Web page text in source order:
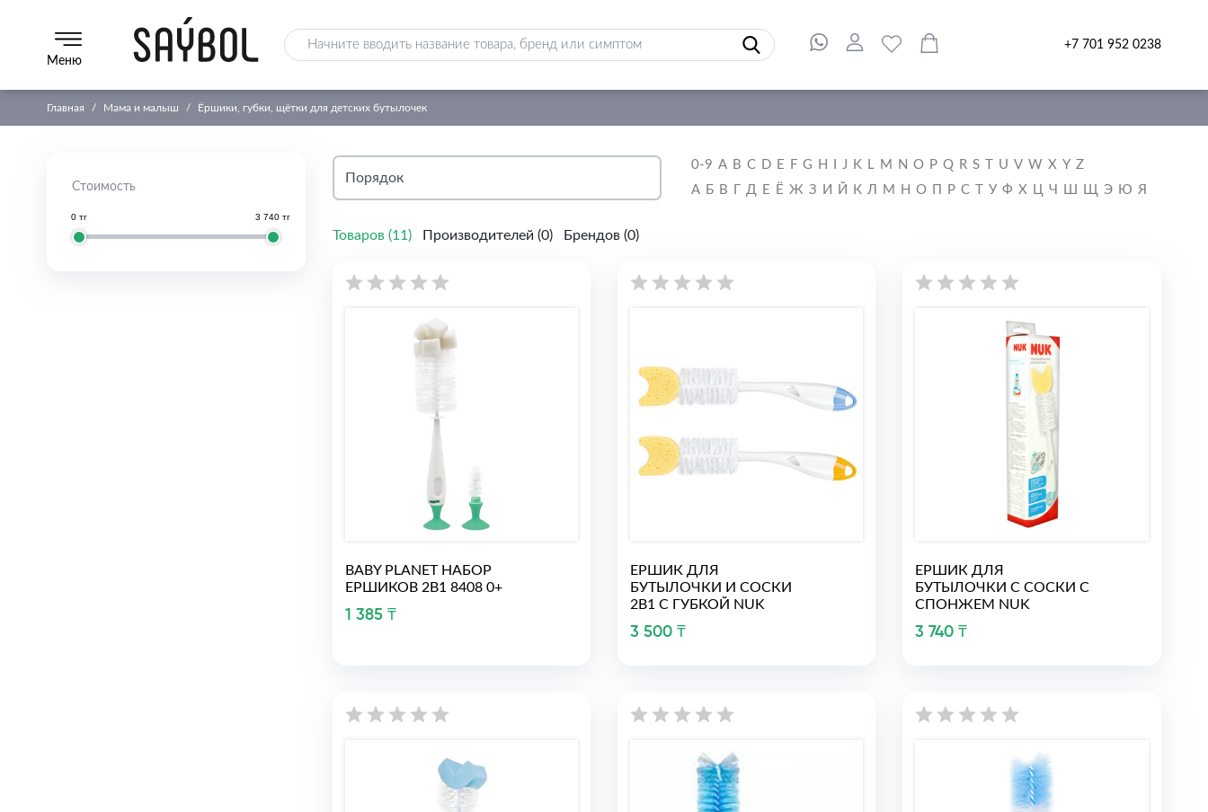
Меню
+7 701 952 0238
Главная Мама и малыш Ёршики, губки, щётки для детских бутылочек
Стоимость
0 тг 3 740 тг
0-9 A B C D E F G H J K L M N O P Q R S U V W X Y Z
А Б В Д Е Ё Ж З И Й К Л М Н О Р С У Ф Х Ц Ч Ш Щ Э Ю Я
Товаров (11 ) Производителей (0) Брендов (0)
BABY PLANET НАБОР
ЕРШИКОВ 2В1 8408 0+
1 385 ₸
ЕРШИК ДЛЯ
БУТЫЛОЧКИ И СОСКИ
2В1 С ГУБКОЙ NUK
3 500 ₸
ЕРШИК ДЛЯ
БУТЫЛОЧКИ С СОСКИ С
СПОНЖЕМ NUK
3 740 ₸